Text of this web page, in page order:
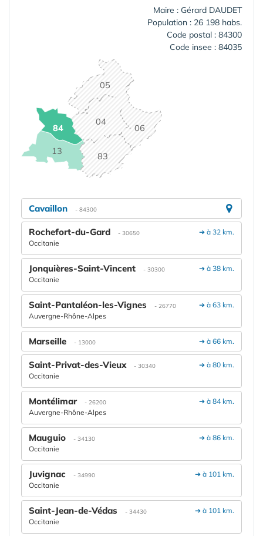
Maire : Gérard DAUDET
Population : 26 198 habs.
Code postal : 84300
Code insee : 84035
04
05
06
13 83
84
Cavaillon - 84300
➔ à 32 km.
Rochefort-du-Gard - 30650
Occitanie
➔ à 38 km.
Jonquières-Saint-Vincent - 30300
Occitanie
➔ à 63 km.
Saint-Pantaléon-les-Vignes - 26770
Auvergne-Rhône-Alpes
➔ à 66 km.
Marseille - 13000
➔ à 80 km.
Saint-Privat-des-Vieux - 30340
Occitanie
➔ à 84 km.
Montélimar - 26200
Auvergne-Rhône-Alpes
➔ à 86 km.
Mauguio - 34130
Occitanie
➔ à 101 km.
Juvignac - 34990
Occitanie
➔ à 101 km.
Saint-Jean-de-Védas - 34430
Occitanie